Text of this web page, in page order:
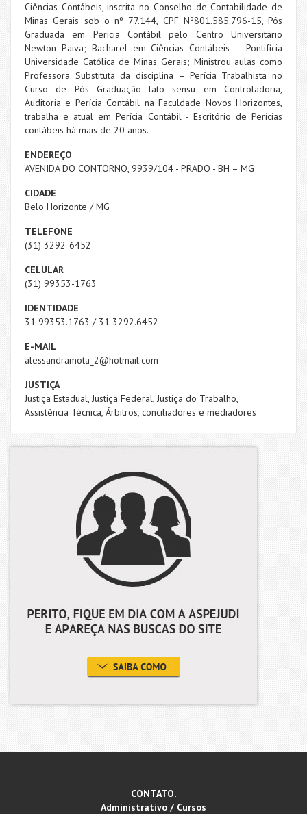
Ciências Contábeis, inscrita no Conselho de Contabilidade de
Minas Gerais sob o nº 77.144, CPF Nº801.585.796-15, Pós
Graduada em Perícia Contábil pelo Centro Universitário
Newton Paiva; Bacharel em Ciências Contábeis – Pontifícia
Universidade Católica de Minas Gerais; Ministrou aulas como
Professora Substituta da disciplina – Perícia Trabalhista no
Curso de Pós Graduação lato sensu em Controladoria,
Auditoria e Perícia Contábil na Faculdade Novos Horizontes,
trabalha e atual em Perícia Contábil - Escritório de Perícias
contábeis há mais de 20 anos.
ENDEREÇO
AVENIDA DO CONTORNO, 9939/104 - PRADO - BH – MG
CIDADE
Belo Horizonte / MG
TELEFONE
(31) 3292-6452
CELULAR
(31) 99353-1763
IDENTIDADE
31 99353.1763 / 31 3292.6452
E-MAIL
alessandramota_2@hotmail.com
JUSTIÇA
Justiça Estadual, Justiça Federal, Justiça do Trabalho,
Assistência Técnica, Árbitros, conciliadores e mediadores
CONTATO.
Administrativo / Cursos